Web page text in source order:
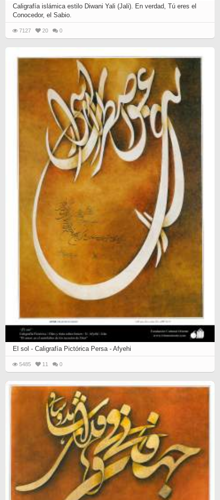
Caligrafía islámica estilo Diwani Yali (Jali). En verdad, Tú eres el
Conocedor, el Sabio.
7127 20 0
El sol - Caligrafía Pictórica Persa - Afyehi
5485 11 0